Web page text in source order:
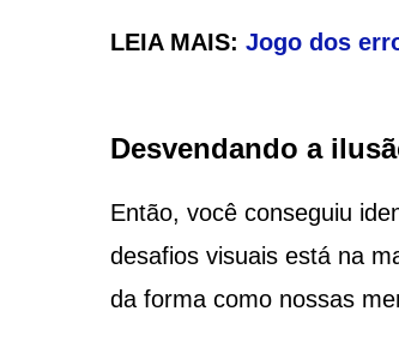
LEIA MAIS: Jogo dos
Desvendando a
Então, você conseguiu
desafios visuais está na
da forma como nossas